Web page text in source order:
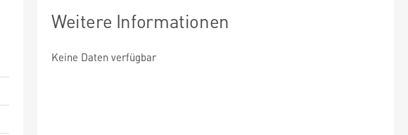
Weitere Informationen
Keine Daten verfügbar